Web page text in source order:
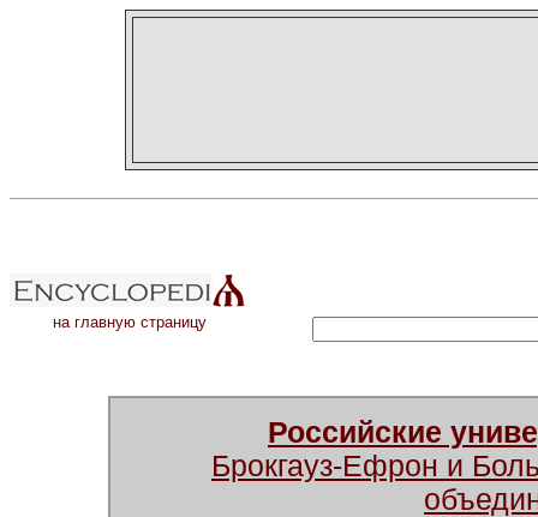
на главную страницу
Российские
Брокгауз-Ефрон и